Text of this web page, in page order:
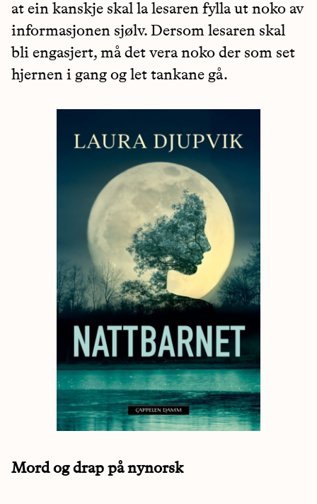
at ein kanskje skal la lesaren fylla ut noko av
informasjonen sjølv. Dersom lesaren skal
bli engasjert, må det vera noko der som set
hjernen i gang og let tankane gå.
Mord og drap på nynorsk